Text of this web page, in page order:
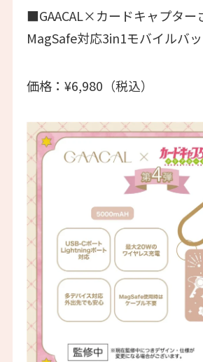
■GAACAL×カードキャプター
MagSafe対応3in1モバイルバ
価格：¥6,980（税込）